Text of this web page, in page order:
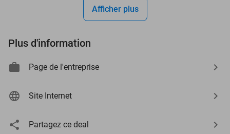
Afficher plus
Plus d'information
Page de l'entreprise
Site Internet
Partagez ce deal